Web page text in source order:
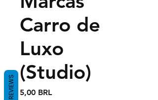
Carro de
Luxo
(Studio)
5,00 BRLPrecio
REVIEWS